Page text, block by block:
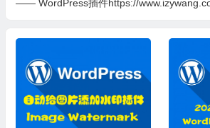
—— WordPress插件https://